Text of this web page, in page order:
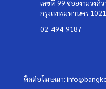
เลขที่ 99 ซอยงามวงศ์
กรุงเทพมหานคร
02-494-9187
ติดต่อโฆษณา: